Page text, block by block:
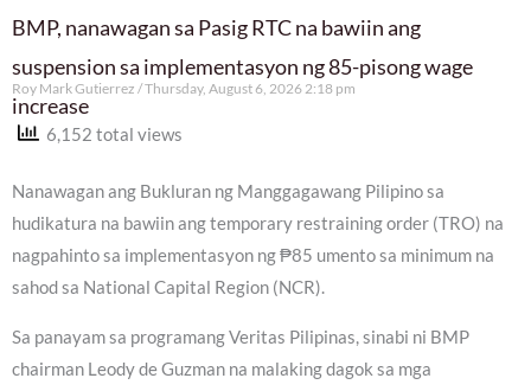
BMP, nanawagan sa Pasig RTC na bawiin ang
suspension sa implementasyon ng 85-pisong wage
increase
Roy Mark Gutierrez Thursday, August 6, 2026 2:18 pm
6,152 total views
Nanawagan ang Bukluran ng Manggagawang Pilipino sa
hudikatura na bawiin ang temporary restraining order (TRO) na
nagpahinto sa implementasyon ng ₱85 umento sa minimum na
sahod sa National Capital Region (NCR).
Sa panayam sa programang Veritas Pilipinas, sinabi ni BMP
chairman Leody de Guzman na malaking dagok sa mga